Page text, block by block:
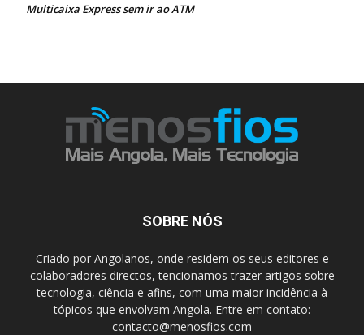
Multicaixa Express sem ir ao ATM
SOBRE NÓS
Criado por Angolanos, onde residem os seus editores e
colaboradores directos, tencionamos trazer artigos sobre
tecnologia, ciência e afins, com uma maior incidência à
tópicos que envolvam Angola. Entre em contato:
contacto@menosfios.com